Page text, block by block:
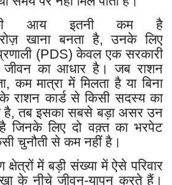
आय इतनी कम है
खाना बनता है, उनके लिए
(PDS) केवल एक सरकारी
जीवन का आधार है। जब राशन
कम मात्रा में मिलता है या बिना
राशन कार्ड से किसी सदस्य का
है, तब इसका सबसे बड़ा असर उन
है जिनके लिए दो वक़्त का भरपेट
चुनौती से कम नहीं है।
क्षेत्रों में बड़ी संख्या में ऐसे परिवार
के नीचे जीवन-यापन करते हैं।